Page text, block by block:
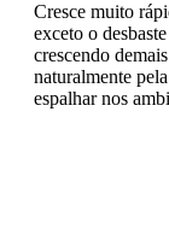
Cresce muito
exceto o
crescendo
naturalmente
espalhar nos